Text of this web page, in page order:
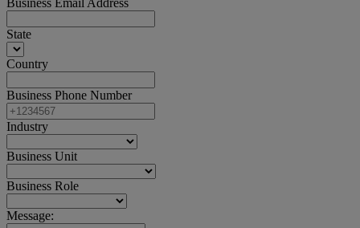
Business Email Address
State
Country
Business Phone Number
Industry
Business Unit
Business Role
Message: